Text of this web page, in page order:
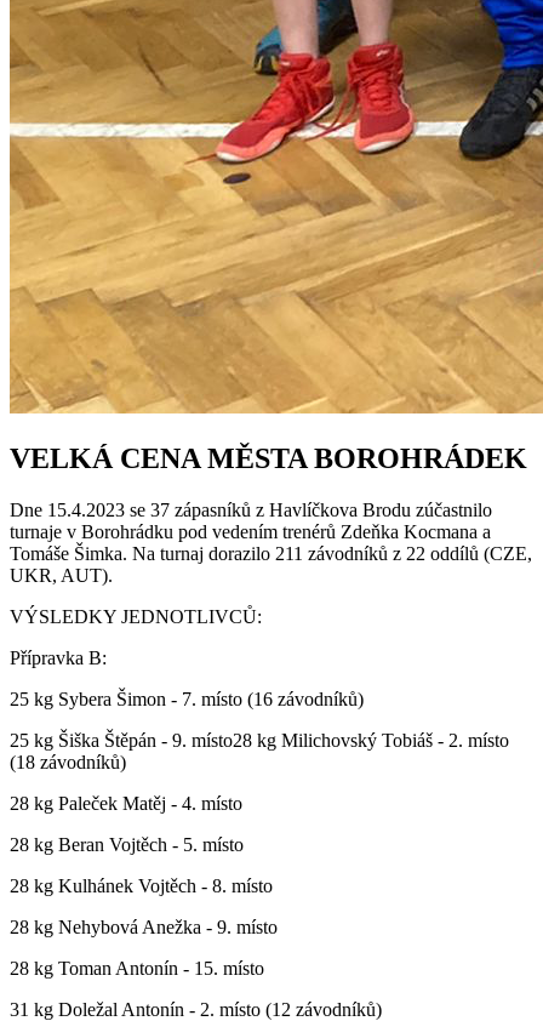
VELKÁ CENA MĚSTA BOROHRÁDEK
Dne 15.4.2023 se 37 zápasníků z Havlíčkova Brodu zúčastnilo
turnaje v Borohrádku pod vedením trenérů Zdeňka Kocmana a
Tomáše Šimka. Na turnaj dorazilo 211 závodníků z 22 oddílů (CZE,
UKR, AUT).
VÝSLEDKY JEDNOTLIVCŮ:
Přípravka B:
25 kg Sybera Šimon - 7. místo (16 závodníků)
25 kg Šiška Štěpán - 9. místo28 kg Milichovský Tobiáš - 2. místo
(18 závodníků)
28 kg Paleček Matěj - 4. místo
28 kg Beran Vojtěch - 5. místo
28 kg Kulhánek Vojtěch - 8. místo
28 kg Nehybová Anežka - 9. místo
28 kg Toman Antonín - 15. místo
31 kg Doležal Antonín - 2. místo (12 závodníků)